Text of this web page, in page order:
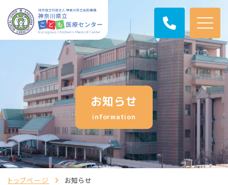
お知らせ
information
トップページ お知らせ